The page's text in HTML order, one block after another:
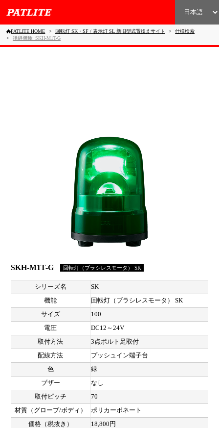
PATLITE HOME 回転灯 SK・SF / 表示灯 SL 新旧型式置換えサイト
仕様検索
後継機種: SKH-M1T-G
SKH-M1T-G 回転灯（ブラシレスモータ） SK
シリーズ名
SK
機能
回転灯（ブラシレスモータ） SK
サイズ
100
電圧
DC12～24V
取付方法
3点ボルト足取付
配線方法
プッシュイン端子台
色
緑
ブザー
なし
取付ピッチ
70
材質（グローブ/ボディ）
ポリカーボネート
価格（税抜き）
18,800円